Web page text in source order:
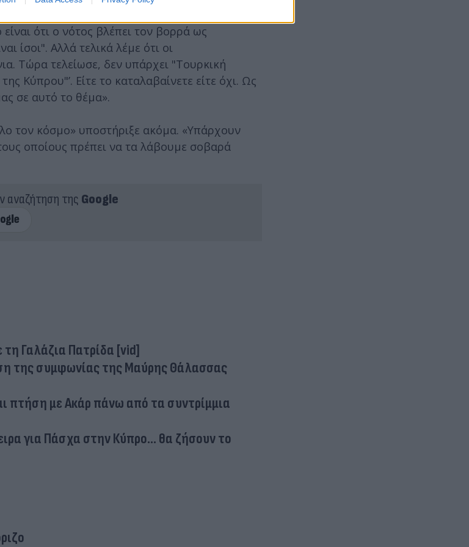
του εγγυητή μέχρι στιγμής. Θα
ότι ο νότος βλέπει τον βορρά ως
ίσοι". Αλλά τελικά λέμε ότι οι
Τώρα τελείωσε, δεν υπάρχει "Τουρκική
Κύπρου"’. Είτε το καταλαβαίνετε είτε όχι. Ως
σε αυτό το θέμα».
τον κόσμο» υποστήριξε ακόμα. «Υπάρχουν
οποίους πρέπει να τα λάβουμε σοβαρά
αναζήτηση της Google
Γαλάζια Πατρίδα [vid]
της συμφωνίας της Μαύρης Θάλασσας
πτήση με Ακάρ πάνω από τα συντρίμμια
για Πάσχα στην Κύπρο… θα ζήσουν το